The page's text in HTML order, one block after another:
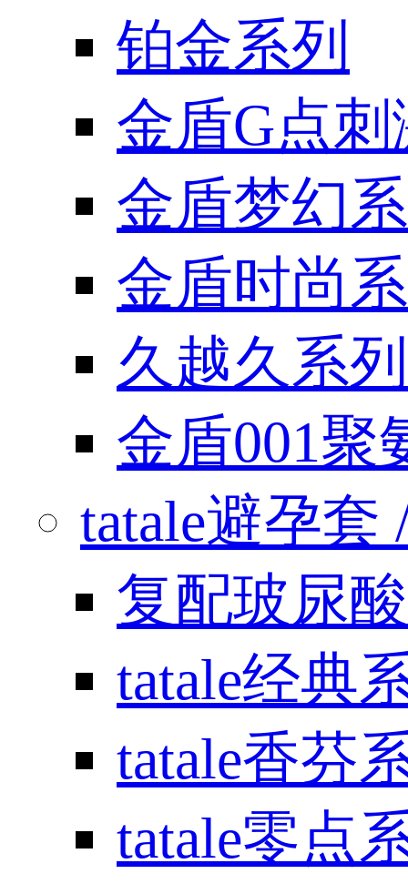
铂金系列
金盾G点
金盾梦幻
金盾时尚
久越久系列
金盾001聚
tatale避孕套
复配玻尿
tatale经典
tatale香芬
tatale零点